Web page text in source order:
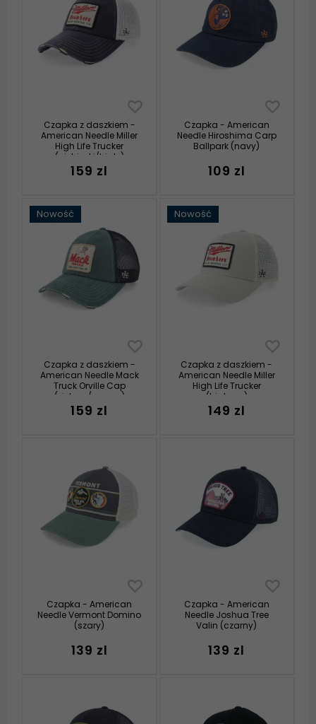
Czapka z daszkiem -
American Needle Miller
High Life Trucker
(niebieski/biały)
159 zl
Czapka - American
Needle Hiroshima Carp
Ballpark (navy)
109 zl
Nowość
Czapka z daszkiem -
American Needle Mack
Truck Orville Cap
(zielony/czarny)
159 zl
Nowość
Czapka z daszkiem -
American Needle Miller
High Life Trucker
(białawy)
149 zl
Czapka - American
Needle Vermont Domino
(szary)
139 zl
Czapka - American
Needle Joshua Tree
Valin (czarny)
139 zl